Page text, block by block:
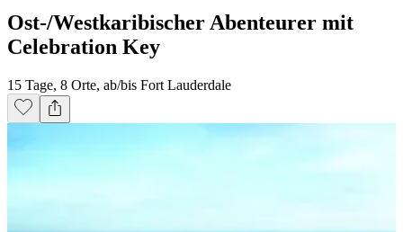
Ost-/Westkaribischer Abenteurer mit
Celebration Key
15 Tage, 8 Orte, ab/bis Fort Lauderdale